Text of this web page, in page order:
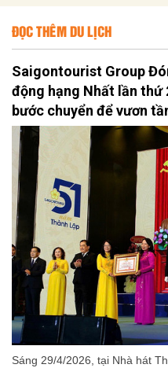
ĐỌC THÊM DU LỊCH
Saigontourist Group
động hạng Nhất lần thứ
bước chuyển để vươn
Sáng 29/4/2026, tại Nhà hát